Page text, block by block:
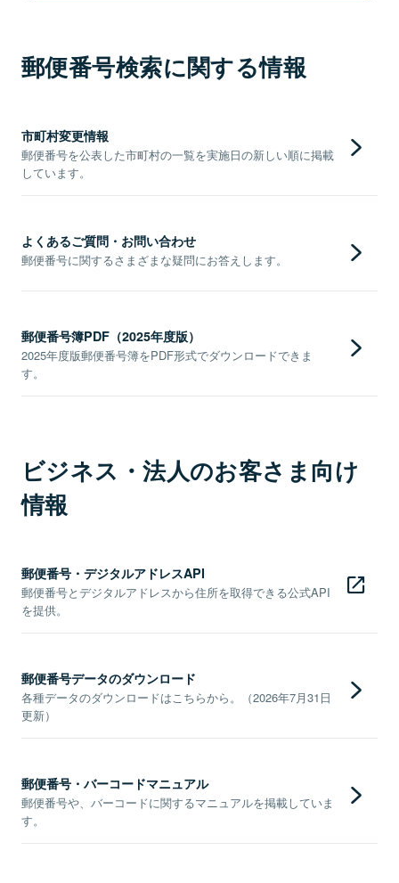
郵便番号検索に関する情報
市町村変更情報
郵便番号を公表した市町村の一覧を実施日の新しい順に掲載
しています。
よくあるご質問・お問い合わせ
郵便番号に関するさまざまな疑問にお答えします。
郵便番号簿PDF（2025年度版）
2025年度版郵便番号簿をPDF形式でダウンロードできま
す。
ビジネス・法人のお客さま向け
情報
郵便番号・デジタルアドレスAPI
郵便番号とデジタルアドレスから住所を取得できる公式API
を提供。
郵便番号データのダウンロード
各種データのダウンロードはこちらから。（2026年7月31日
更新）
郵便番号・バーコードマニュアル
郵便番号や、バーコードに関するマニュアルを掲載していま
す。